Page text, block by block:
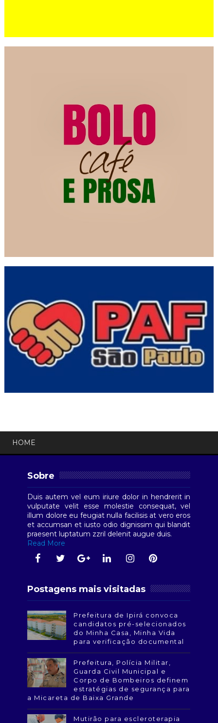
HOME
Sobre
Duis autem vel eum iriure dolor in hendrerit in
vulputate velit esse molestie consequat, vel
illum dolore eu feugiat nulla facilisis at vero eros
et accumsan et iusto odio dignissim qui blandit
praesent luptatum zzril delenit augue duis.
Read More
Postagens mais visitadas
Prefeitura de Ipirá convoca
candidatos pré-selecionados
do Minha Casa, Minha Vida
para verificação documental
Prefeitura, Polícia Militar,
Guarda Civil Municipal e
Corpo de Bombeiros definem
estratégias de segurança para
a Micareta de Baixa Grande
Mutirão para escleroterapia